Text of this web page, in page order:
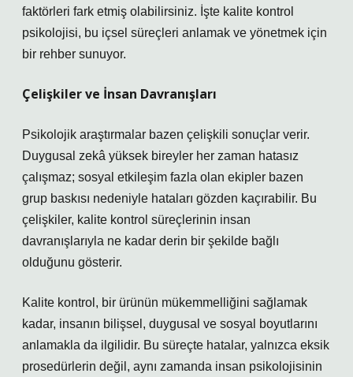
faktörleri fark etmiş olabilirsiniz. İşte kalite kontrol
psikolojisi, bu içsel süreçleri anlamak ve yönetmek için
bir rehber sunuyor.
Çelişkiler ve İnsan Davranışları
Psikolojik araştırmalar bazen çelişkili sonuçlar verir.
Duygusal zekâ yüksek bireyler her zaman hatasız
çalışmaz; sosyal etkileşim fazla olan ekipler bazen
grup baskısı nedeniyle hataları gözden kaçırabilir. Bu
çelişkiler, kalite kontrol süreçlerinin insan
davranışlarıyla ne kadar derin bir şekilde bağlı
olduğunu gösterir.
Kalite kontrol, bir ürünün mükemmelliğini sağlamak
kadar, insanın bilişsel, duygusal ve sosyal boyutlarını
anlamakla da ilgilidir. Bu süreçte hatalar, yalnızca eksik
prosedürlerin değil, aynı zamanda insan psikolojisinin